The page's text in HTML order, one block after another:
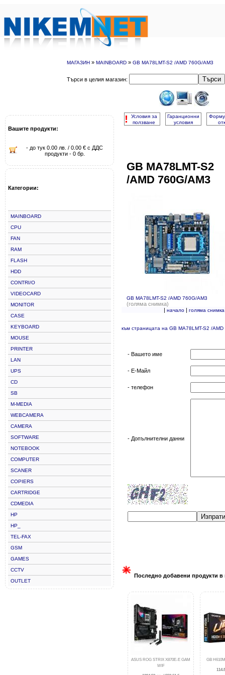
МАГАЗИН » MAINBOARD » GB MA78LMT-S2 /AMD 760G/AM3
Търси в целия магазин: Търси
Вашите продукти:
- до тук 0.00 лв. / 0.00 € с ДДС
продукти - 0 бр.
Категории:
MAINBOARD
CPU
FAN
RAM
FLASH
HDD
CONTRI/O
VIDEOCARD
MONITOR
CASE
KEYBOARD
MOUSE
PRINTER
LAN
UPS
CD
SB
M-MEDIA
WEBCAMERA
CAMERA
SOFTWARE
NOTEBOOK
COMPUTER
SCANER
COPIERS
CARTRIDGE
CDMEDIA
HP
HP_
TEL-FAX
GSM
GAMES
CCTV
OUTLET
!
Условия за
ползване
Гаранционни
условия
GB MA78LMT-S2
/AMD 760G/AM3
GB MA78LMT-S2 /AMD 760G/AM3
(голяма снимка)
| начало| голяма снимка
към страницата на GB MA78LMT-S2 /
- Вашето име
- Е-Майл
- телефон
- Допълнителни данни
Изпрати
Последно добавени продукти в
ASUS ROG STRIX X870E-E GAM
WIF
GB